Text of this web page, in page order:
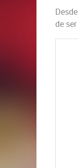
de